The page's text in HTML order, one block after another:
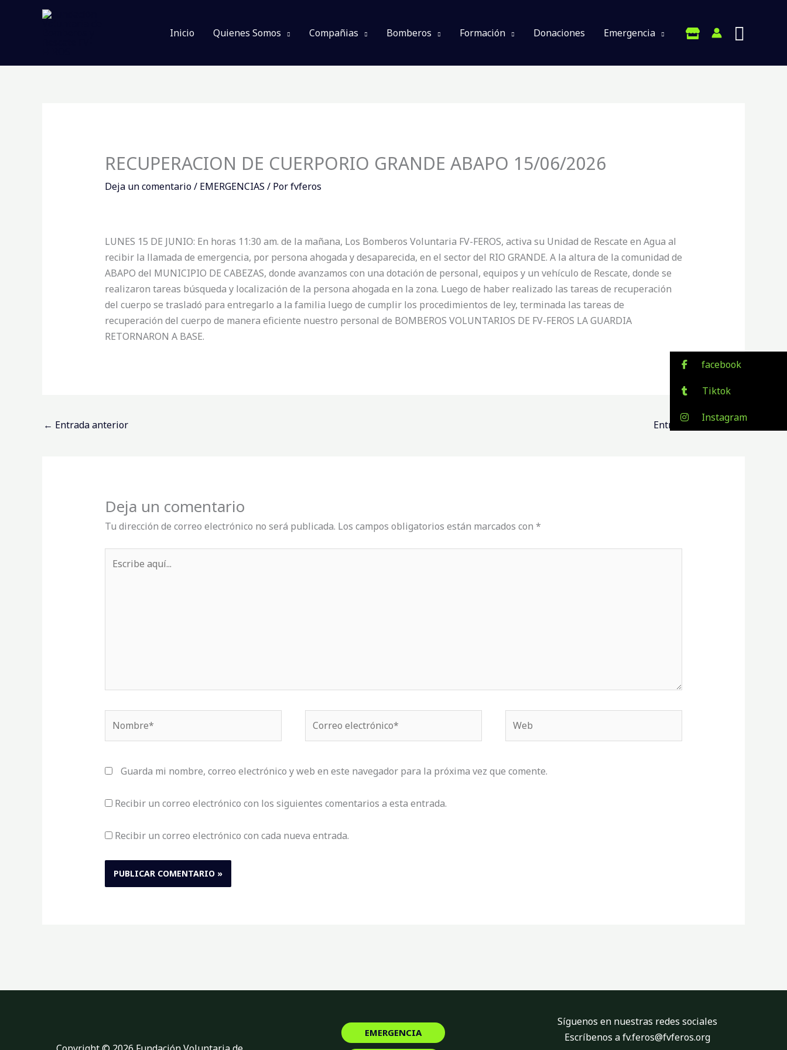
Inicio Quienes Somos Compañias Bomberos Formación Donaciones Emergencia
RECUPERACION DE CUERPORIO GRANDE ABAPO 15/06/2026
Deja un comentario/ EMERGENCIAS / Porfvferos
LUNES 15 DE JUNIO: En horas 11:30 am. de la mañana, Los Bomberos Voluntaria FV-FEROS, activa su Unidad de Rescate en Agua al
recibir la llamada de emergencia, por persona ahogada y desaparecida, en el sector del RIO GRANDE. A la altura de la comunidad de
ABAPO del MUNICIPIO DE CABEZAS, donde avanzamos con una dotación de personal, equipos y un vehículo de Rescate, donde se
realizaron tareas búsqueda y localización de la persona ahogada en la zona. Luego de haber realizado las tareas de recuperación
del cuerpo se trasladó para entregarlo a la familia luego de cumplir los procedimientos de ley, terminada las tareas de
recuperación del cuerpo de manera eficiente nuestro personal de BOMBEROS VOLUNTARIOS DE FV-FEROS LA GUARDIA
RETORNARON A BASE.
← Entrada anterior Entrada siguiente→
Deja un comentario
Tu dirección de correo electrónico no será publicada. Los campos obligatorios están marcados con *
aquí...
electrónico*
Guarda mi nombre, correo electrónico y web en este navegador para la próxima vez que comente.
Recibir un correo electrónico con los siguientes comentarios a esta entrada.
Recibir un correo electrónico con cada nueva entrada.
EMERGENCIA
Síguenos en nuestras redes sociales
Escríbenos a fv.feros@fvferos.org
facebook
Tiktok
Instagram